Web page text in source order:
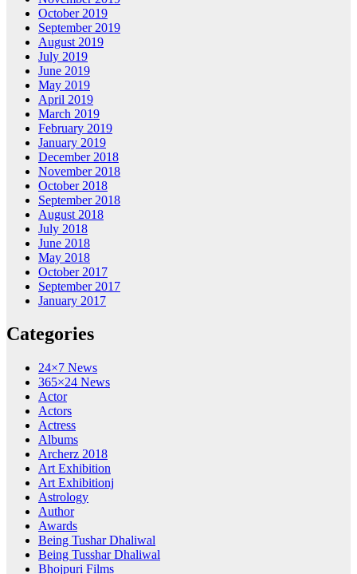
October 2019
September 2019
August 2019
July 2019
June 2019
May 2019
April 2019
March 2019
February 2019
January 2019
December 2018
November 2018
October 2018
September 2018
August 2018
July 2018
June 2018
May 2018
October 2017
September 2017
January 2017
Categories
24×7 News
365×24 News
Actor
Actors
Actress
Albums
Archerz 2018
Art Exhibition
Art Exhibitionj
Astrology
Author
Awards
Being Tushar Dhaliwal
Being Tusshar Dhaliwal
Bhojpuri Films